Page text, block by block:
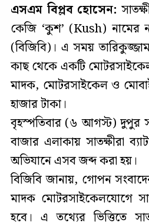
এসএম বিপ্লব হোসেন:
কেজি ‘কুশ’ (Kush) নামের
(বিজিবি)। এ সময়
কাছ থেকে একটি
মাদক, মোটরসাইকেল ও
হাজার টাকা।
বৃহস্পতিবার (৬ আগস্ট) দুপুর
বাজার এলাকায় সাতক্ষীরা
অভিযানে এসব জব্দ করা হয়।
বিজিবি জানায়, গোপন
মাদক মোটরসাইকেলযোগে
হবে। এ তথ্যের ভিত্তিতে